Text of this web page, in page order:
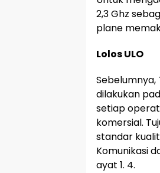
2,3 Ghz
plane
Lolos ULO
Sebelumnya,
dilakukan
setiap
komersial.
standar
Komunikasi
ayat 1. 4.